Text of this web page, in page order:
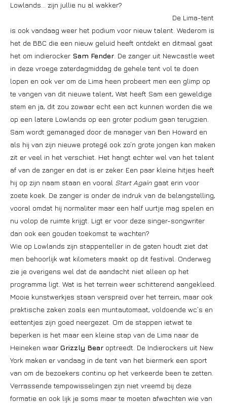
Lowlands… zijn jullie nu al wakker?
De Lima-tent
is ook vandaag weer het podium voor nieuw talent. Wederom is
het de BBC die een nieuw geluid heeft ontdekt en ditmaal gaat
het om indierocker Sam Fender . De zanger uit Newcastle weet
in deze vroege zaterdagmiddag de gehele tent vol te doen
lopen en ook ver om de Lima heen probeert men een glimp op
te vangen van dit nieuwe talent, Wat heeft Sam een geweldige
stem en ja, dit zou zowaar echt een act kunnen worden die we
op een latere Lowlands op een groter podium gaan terugzien.
Sam wordt gemanaged door de manager van Ben Howard en
als hij van zijn nieuwe protegé ook zo’n grote jongen kan maken
zit er veel in het verschiet. Het hangt echter wel van het talent
af van de zanger en dat is er zeker. Een paar kleine hitjes heeft
hij op zijn naam staan en vooral Start Again gaat erin voor
zoete koek. De zanger is onder de indruk van de belangstelling,
vooral omdat hij normaliter maar een half uurtje mag spelen en
nu volop de ruimte krijgt. Ligt er voor deze singer-songwriter
dan ook een gouden toekomst te wachten?
Wie op Lowlands zijn stappenteller in de gaten houdt ziet dat
men behoorlijk wat kilometers maakt op dit festival. Onderweg
zie je overigens wel dat de aandacht niet alleen op het
programma ligt. Wat is het terrein weer schitterend aangekleed.
Mooie kunstwerkjes staan verspreid over het terrein, maar ook
praktische zaken zoals een muntautomaat, voldoende wc’s en
eettentjes zijn goed neergezet. Om de stappen ietwat te
beperken is het maar een kleine stap van de Lima naar de
Heineken waar Grizzly Bear optreedt. De Indierockers uit New
York maken er vandaag in de tent van het biermerk een sport
van om de bezoekers continu op het verkeerde been te zetten.
Verrassende tempowisselingen zijn niet vreemd bij deze
formatie en ook lijk je soms maar te moeten afwachten wie van